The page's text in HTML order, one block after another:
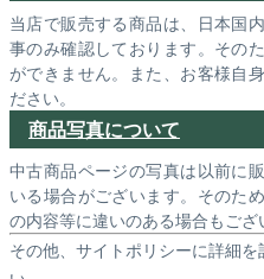
当店で販売する商品は、日本国
事のみ確認しております。その
ができません。また、お客様自
ださい。
商品写真について
中古商品ページの写真は以前に
いる場合がございます。そのた
の内容等に違いのある場合もござ
その他、サイトポリシーに詳細